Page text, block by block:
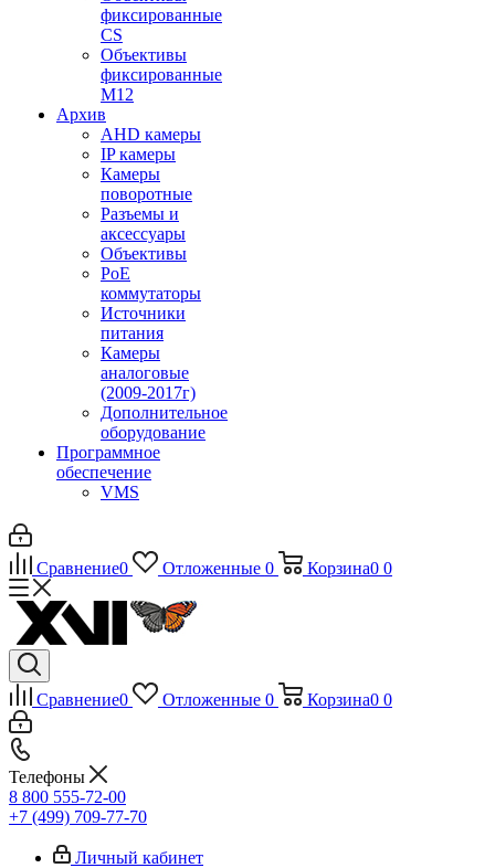
фиксированные
CS
Объективы
фиксированные
М12
Архив
AHD камеры
IP камеры
Камеры
поворотные
Разъемы и
аксессуары
Объективы
PoE
коммутаторы
Источники
питания
Камеры
аналоговые
(2009-2017г)
Дополнительное
оборудование
Программное
обеспечение
VMS
Сравнение0 Отложенные 0 Корзина0 0
Сравнение0 Отложенные 0 Корзина0 0
Телефоны
8 800 555-72-00
+7 (499) 709-77-70
Личный кабинет